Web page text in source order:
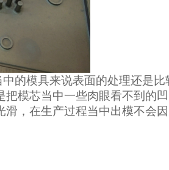
中的模具来说表面的处理还是比
模芯当中一些肉眼看不到的
，在生产过程当中出模不会